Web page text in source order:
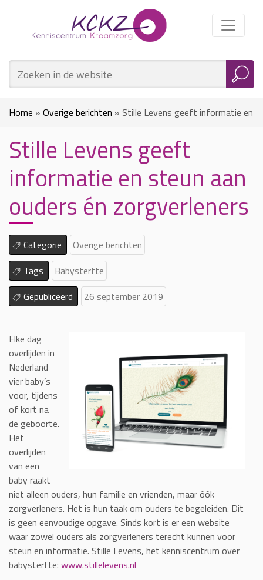
Home » Overige berichten » Stille Levens geeft informatie en
steun aan ouders én zorgverleners
Stille Levens geeft
informatie en steun aan
ouders én zorgverleners
Categorie
Overige berichten
Tags
Babysterfte
Gepubliceerd
26 september 2019
Elke dag
overlijden in
Nederland
vier baby’s
voor, tijdens
of kort na
de geboorte.
Het
overlijden
van een
baby raakt
niet alleen ouders, hun familie en vrienden, maar óók
zorgverleners. Het is hun taak om ouders te begeleiden. Dit
is geen eenvoudige opgave. Sinds kort is er een website
waar zowel ouders als zorgverleners terecht kunnen voor
steun en informatie. Stille Levens, het kenniscentrum over
babysterfte: www.stillelevens.nl